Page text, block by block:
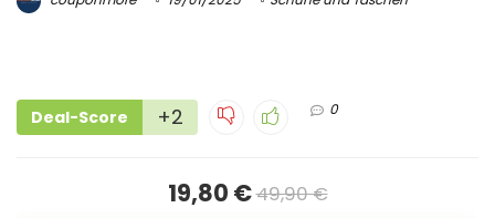
Deal-Score +2 0
19,80 €49,90 €